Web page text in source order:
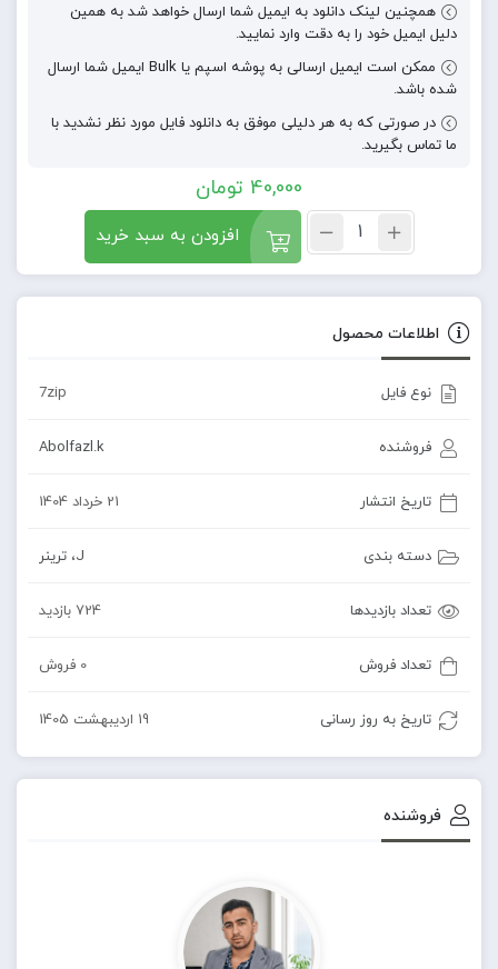
همچنین لینک دانلود به ایمیل شما ارسال خواهد شد به همین
دلیل ایمیل خود را به دقت وارد نمایید.
ممکن است ایمیل ارسالی به پوشه اسپم یا Bulk ایمیل شما ارسال
شده باشد.
در صورتی که به هر دلیلی موفق به دانلود فایل مورد نظر نشدید با
ما تماس بگیرید.
40,000 تومان
افزودن به سبد خرید
اطلاعات محصول
نوع فایل 7zip
فروشنده Abolfazl.k
تاریخ انتشار 21 خرداد 1404
دسته بندی J، ترینر
تعداد بازدیدها 724 بازدید
تعداد فروش 0 فروش
تاریخ به روز رسانی 19 اردیبهشت 1405
فروشنده